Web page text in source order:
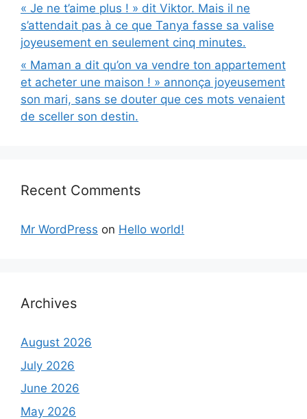
« Je ne t’aime plus ! » dit Viktor. Mais il ne
s’attendait pas à ce que Tanya fasse sa valise
joyeusement en seulement cinq minutes.
« Maman a dit qu’on va vendre ton appartement
et acheter une maison ! » annonça joyeusement
son mari, sans se douter que ces mots venaient
de sceller son destin.
Recent Comments
Mr WordPress on Hello world!
Archives
August 2026
July 2026
June 2026
May 2026